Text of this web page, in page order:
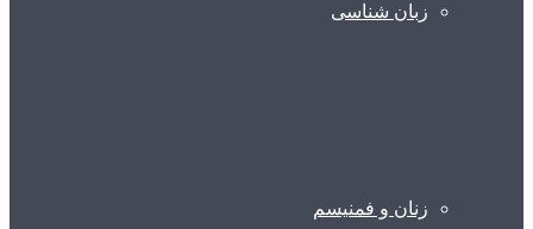
زبان شناسی
زنان و فمنیسم